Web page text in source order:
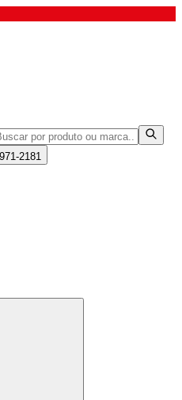
2181